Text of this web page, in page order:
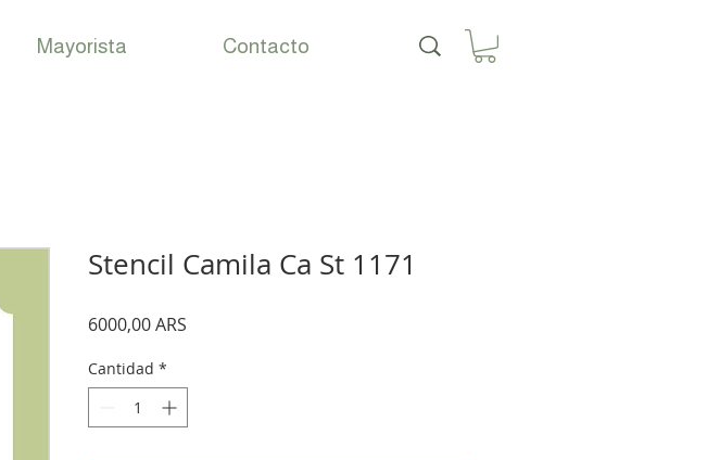
Mayorista Contacto
Stencil Camila Ca St 1171
6000,00 ARS
Cantidad *